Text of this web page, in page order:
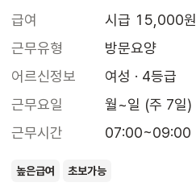
급여
시급 15,000원
근무유형
방문요양
어르신정보
여성 · 4등급
근무요일
월~일 (주 7일)
근무시간
07:00~09:00
높은급여 초보가능